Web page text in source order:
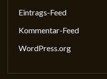
Eintrags-Feed
Kommentar-Feed
WordPress.org